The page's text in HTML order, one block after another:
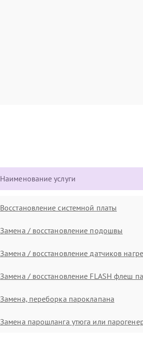
Наименование услуги
Восстановление системной платы
Замена / восстановление подошвы
Замена / восстановление датчиков
Замена / восстановление FLASH флеш
Замена, переборка пароклапана
Замена парошланга утюга или